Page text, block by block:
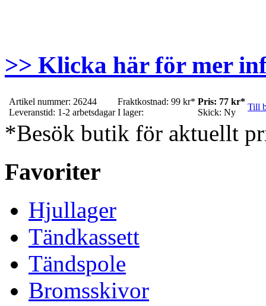
>> Klicka här för mer
Artikel nummer: 26244
Leveranstid: 1-2 arbetsdagar
Fraktkostnad: 99 kr*
I lager:
Pris: 77 kr*
Skick: Ny
Till
*Besök butik för aktuellt
Favoriter
Hjullager
Tändkassett
Tändspole
Bromsskivor